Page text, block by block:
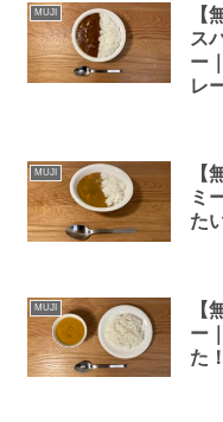
MUJI
【
ス
ー
レ
MUJI
【
ミ
た
MUJI
【
ー
た！